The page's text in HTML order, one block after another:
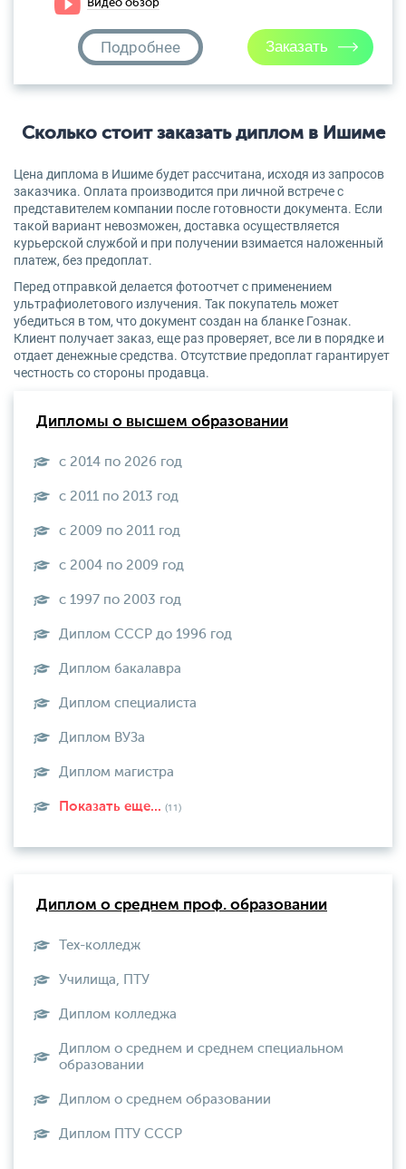
Видео обзор
Подробнее
Сколько стоит заказать диплом в Ишиме
Цена диплома в Ишиме будет рассчитана, исходя из запросов
заказчика. Оплата производится при личной встрече с
представителем компании после готовности документа. Если
такой вариант невозможен, доставка осуществляется
курьерской службой и при получении взимается наложенный
платеж, без предоплат.
Перед отправкой делается фотоотчет с применением
ультрафиолетового излучения. Так покупатель может
убедиться в том, что документ создан на бланке Гознак.
Клиент получает заказ, еще раз проверяет, все ли в порядке и
отдает денежные средства. Отсутствие предоплат гарантирует
честность со стороны продавца.
Дипломы о высшем образовании
с 2014 по 2026 год
с 2011 по 2013 год
с 2009 по 2011 год
с 2004 по 2009 год
с 1997 по 2003 год
Диплом СССР до 1996 год
Диплом бакалавра
Диплом специалиста
Диплом ВУЗа
Диплом магистра
Показать еще... (11)
Диплом о среднем проф. образовании
Тех-колледж
Училища, ПТУ
Диплом колледжа
Диплом о среднем и среднем специальном
образовании
Диплом о среднем образовании
Диплом ПТУ СССР